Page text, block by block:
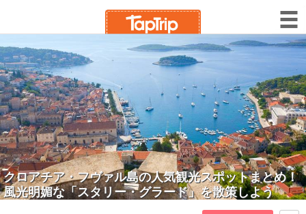
クロアチア・フヴァル島の人気観光スポットまとめ！
風光明媚な「スタリー・グラード」を散策しよう